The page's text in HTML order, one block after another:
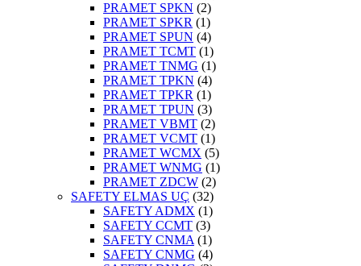
PRAMET SPKN (2)
PRAMET SPKR (1)
PRAMET SPUN (4)
PRAMET TCMT (1)
PRAMET TNMG (1)
PRAMET TPKN (4)
PRAMET TPKR (1)
PRAMET TPUN (3)
PRAMET VBMT (2)
PRAMET VCMT (1)
PRAMET WCMX (5)
PRAMET WNMG (1)
PRAMET ZDCW (2)
SAFETY ELMAS UÇ (32)
SAFETY ADMX (1)
SAFETY CCMT (3)
SAFETY CNMA (1)
SAFETY CNMG (4)